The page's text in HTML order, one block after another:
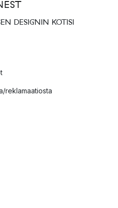
DESIGNIN KOTISI
reklamaatiosta